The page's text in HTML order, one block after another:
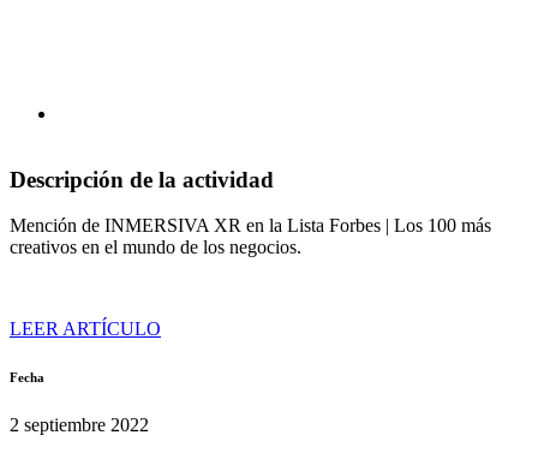
Descripción de la actividad
Mención de INMERSIVA XR en la Lista Forbes | Los 100 más
creativos en el mundo de los negocios.
LEER ARTÍCULO
Fecha
2 septiembre 2022